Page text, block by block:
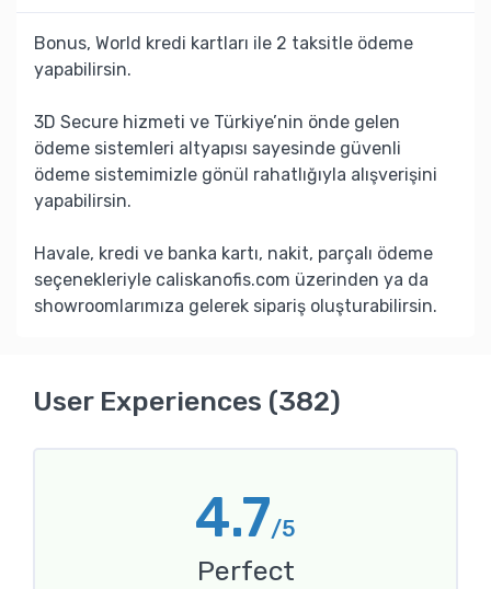
Bonus, World kredi kartları ile 2 taksitle ödeme
yapabilirsin.
3D Secure hizmeti ve Türkiye’nin önde gelen
ödeme sistemleri altyapısı sayesinde güvenli
ödeme sistemimizle gönül rahatlığıyla alışverişini
yapabilirsin.
Havale, kredi ve banka kartı, nakit, parçalı ödeme
seçenekleriyle caliskanofis.com üzerinden ya da
showroomlarımıza gelerek sipariş oluşturabilirsin.
User Experiences (382)
4.7/5
Perfect